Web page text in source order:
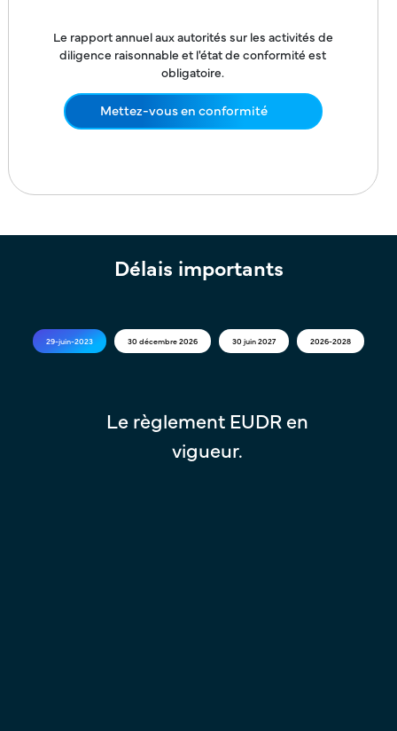
Le rapport annuel aux autorités sur les activités de
diligence raisonnable et l'état de conformité est
obligatoire.
Mettez-vous en conformité
Délais importants
29-juin-2023 30 décembre 2026 30 juin 2027 2026-2028
Le règlement EUDR en
vigueur.